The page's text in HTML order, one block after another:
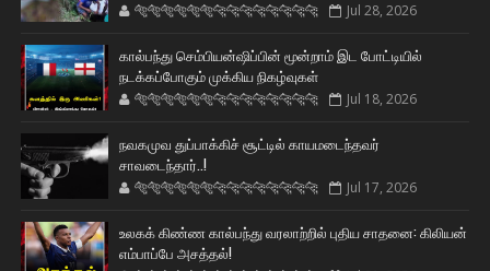
🐅🐅🐅🐅🐅🐅🐆🐆🐆🐆🐆🐆🐆🐆 Jul 28, 2026
கால்பந்து செம்பியன்ஷிப்பின் மூன்றாம் இட போட்டியில்
நடக்கப்போகும் முக்கிய நிகழ்வுகள்
🐅🐅🐅🐅🐅🐅🐆🐆🐆🐆🐆🐆🐆🐆 Jul 18, 2026
நவகமுவ துப்பாக்கிச் சூட்டில் காயமடைந்தவர்
சாவடைந்தார்..!
🐅🐅🐅🐅🐅🐅🐆🐆🐆🐆🐆🐆🐆🐆 Jul 17, 2026
உலகக் கிண்ண கால்பந்து வரலாற்றில் புதிய சாதனை: கிலியன்
எம்பாப்பே அசத்தல்!